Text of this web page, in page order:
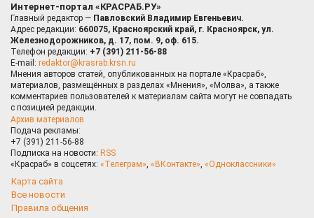
Интернет-портал «КРАСРАБ.РУ»
Главный редактор — Павловский Владимир Евгеньевич.
Адрес редакции: 660075, Красноярский край, г. Красноярск, ул.
Железнодорожников, д. 17, пом. 9, оф. 615.
Телефон редакции: +7 (391) 211-56-88
E-mail: redaktor@krasrab.krsn.ru
Мнения авторов статей, опубликованных на портале «Красраб»,
материалов, размещённых в разделах «Мнения», «Молва», а также
комментариев пользователей к материалам сайта могут не совпадать
с позицией редакции.
Архив материалов
Подача рекламы:
+7 (391) 211-56-88
Подписка на новости: RSS
«Красраб» в соцсетях: «Телеграм», «ВКонтакте», «Одноклассники»
Карта сайта
Все новости
Правила общения